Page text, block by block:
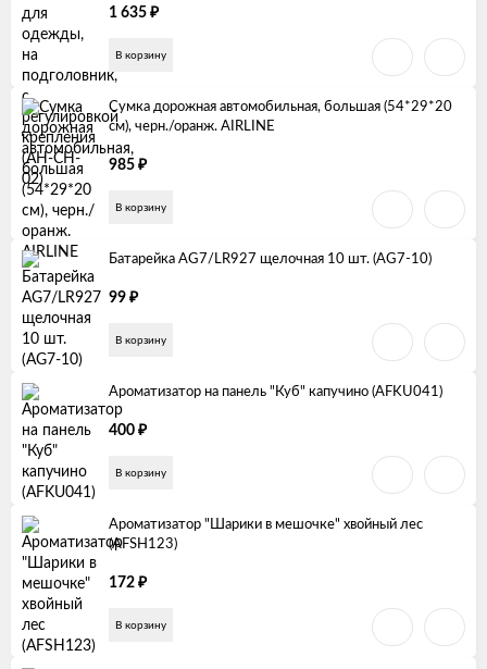
1 635 ₽
В корзину
Сумка дорожная автомобильная, большая (54*29*20
см), черн./оранж. AIRLINE
985 ₽
В корзину
Батарейка AG7/LR927 щелочная 10 шт. (AG7-10)
99 ₽
В корзину
Ароматизатор на панель "Куб" капучино (AFKU041)
400 ₽
В корзину
Ароматизатор "Шарики в мешочке" хвойный лес
(AFSH123)
172 ₽
В корзину